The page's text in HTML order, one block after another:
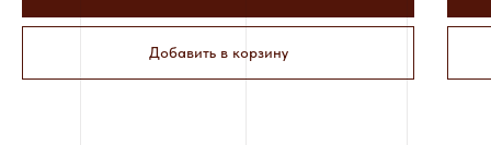
Добавить в корзину